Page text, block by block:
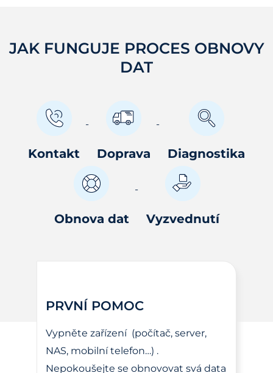
JAK FUNGUJE PROCES OBNOVY
DAT
Kontakt Doprava Diagnostika
Obnova dat Vyzvednutí
PRVNÍ POMOC
Vypněte zařízení (počítač, server,
NAS, mobilní telefon…) .
Nepokoušejte se obnovovat svá data